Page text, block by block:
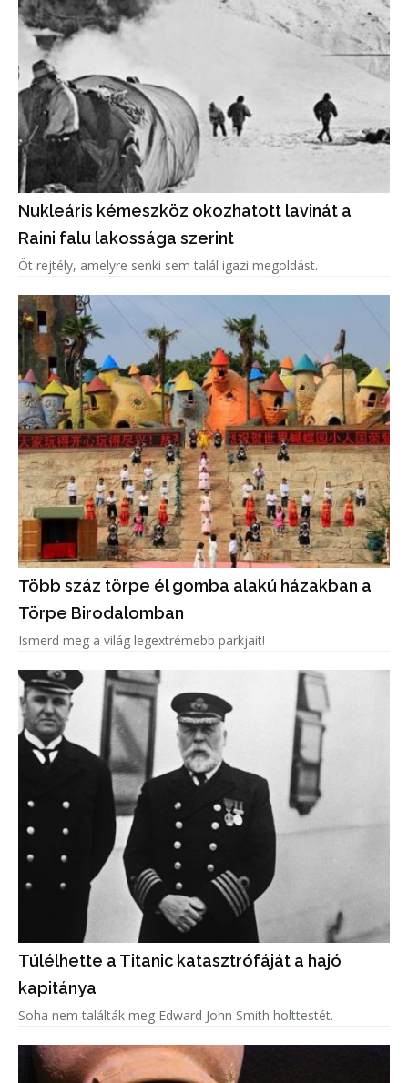
Nukleáris kémeszköz okozhatott lavinát a
Raini falu lakossága szerint
Öt rejtély, amelyre senki sem talál igazi megoldást.
Több száz törpe él gomba alakú házakban a
Törpe Birodalomban
Ismerd meg a világ legextrémebb parkjait!
Túlélhette a Titanic katasztrófáját a hajó
kapitánya
Soha nem találták meg Edward John Smith holttestét.